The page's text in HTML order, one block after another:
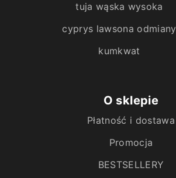
tuja wąska wysoka
cyprys lawsona odmiany
kumkwat
O sklepie
Płatność i dostawa
Promocja
BESTSELLERY